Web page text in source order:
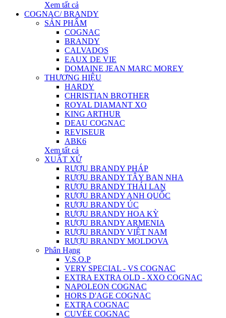
Xem tất cả
COGNAC/ BRANDY
SẢN PHẨM
COGNAC
BRANDY
CALVADOS
EAUX DE VIE
DOMAINE JEAN MARC MOREY
THƯƠNG HIỆU
HARDY
CHRISTIAN BROTHER
ROYAL DIAMANT XO
KING ARTHUR
DEAU COGNAC
REVISEUR
ABK6
Xem tất cả
XUẤT XỨ
RƯỢU BRANDY PHÁP
RƯỢU BRANDY TÂY BAN NHA
RƯỢU BRANDY THÁI LAN
RƯỢU BRANDY ANH QUỐC
RƯỢU BRANDY ÚC
RƯỢU BRANDY HOA KỲ
RƯỢU BRANDY ARMENIA
RƯỢU BRANDY VIỆT NAM
RƯỢU BRANDY MOLDOVA
Phân Hạng
V.S.O.P
VERY SPECIAL - VS COGNAC
EXTRA EXTRA OLD - XXO COGNAC
NAPOLEON COGNAC
HORS D'AGE COGNAC
EXTRA COGNAC
CUVÉE COGNAC